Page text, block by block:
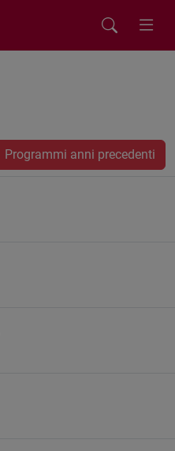
Programmi anni precedenti